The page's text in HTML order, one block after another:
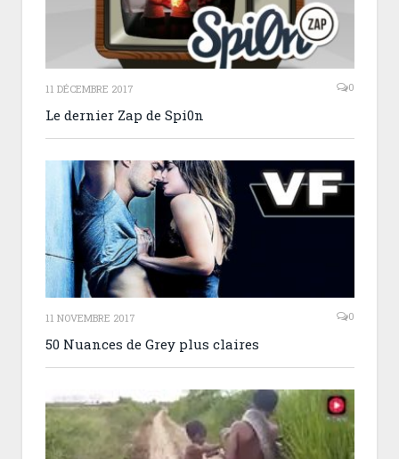
11 DÉCEMBRE 2017 0
Le dernier Zap de Spi0n
11 NOVEMBRE 2017 0
50 Nuances de Grey plus claires